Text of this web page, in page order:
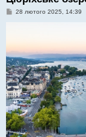
П
м
л
е
н
н
я
28 лютого 2025, 14:39